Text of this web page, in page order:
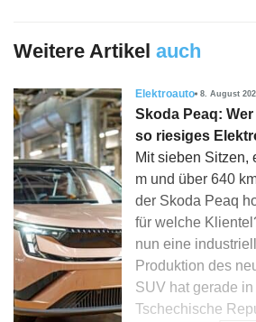
Weitere Artikel auch
Elektroauto 8. August
Skoda Peaq:
so riesiges
Mit sieben Sitzen,
m und über 640
der Skoda Peaq
für welche
nun eine
Produktion des
SUV hat gerade
Tschechische